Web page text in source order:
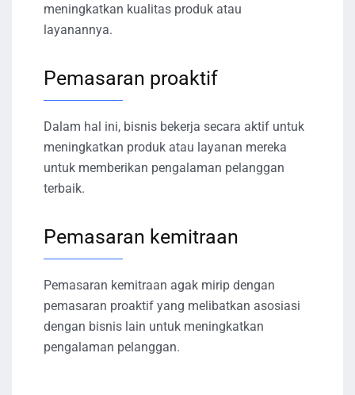
meningkatkan kualitas produk atau
layanannya.
Pemasaran proaktif
Dalam hal ini, bisnis bekerja secara aktif untuk
meningkatkan produk atau layanan mereka
untuk memberikan pengalaman pelanggan
terbaik.
Pemasaran kemitraan
Pemasaran kemitraan agak mirip dengan
pemasaran proaktif yang melibatkan asosiasi
dengan bisnis lain untuk meningkatkan
pengalaman pelanggan.